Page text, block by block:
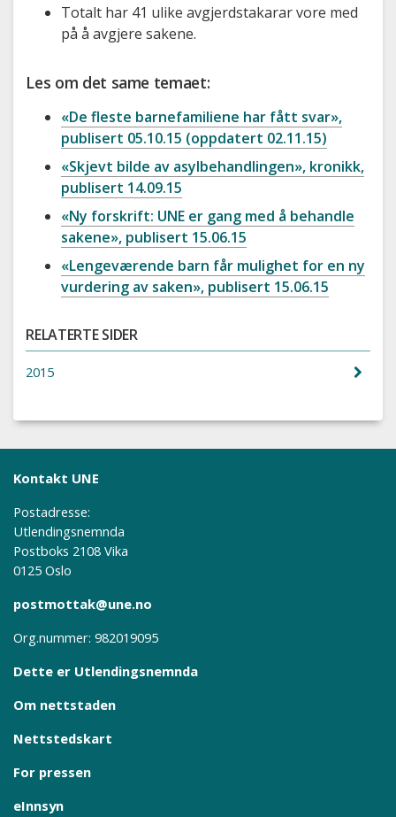
Totalt har 41 ulike avgjerdstakarar vore med
på å avgjere sakene.
Les om det same temaet:
«De fleste barnefamiliene har fått svar»,
publisert 05.10.15 (oppdatert 02.11.15)
«Skjevt bilde av asylbehandlingen», kronikk,
publisert 14.09.15
«Ny forskrift: UNE er gang med å behandle
sakene», publisert 15.06.15
«Lengeværende barn får mulighet for en ny
vurdering av saken», publisert 15.06.15
RELATERTE SIDER
2015
Kontakt UNE
Postadresse:
Utlendingsnemnda
Postboks 2108 Vika
0125 Oslo
postmottak@une.no
Org.nummer: 982019095
Dette er Utlendingsnemnda
Om nettstaden
Nettstedskart
For pressen
eInnsyn